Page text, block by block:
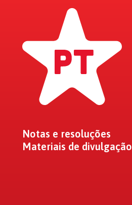
Notas e resoluções
Materiais de divulgação